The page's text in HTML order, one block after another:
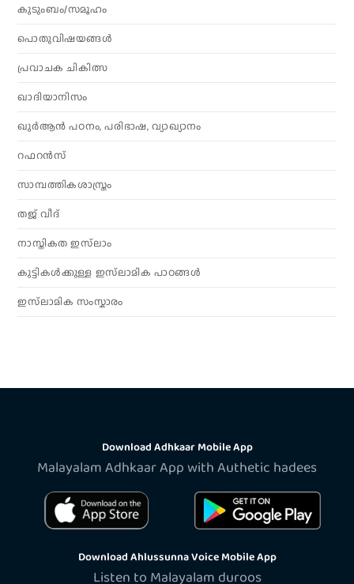
കുടുംബം/സമൂഹം
പൊതുവിഷയങ്ങൾ
പ്രവാചക ചികിത്സ
ഖാദിയാനിസം
ഖുർആൻ പഠനം, പരിഭാഷ, വ്യാഖ്യാനം
റഫറൻസ്
സാമ്പത്തികശാസ്ത്രം
തജ് വീദ്
നാസ്തികത ഇസ്‌ലാം
കുട്ടികൾക്കുള്ള ഇസ്‌ലാമിക പാഠങ്ങൾ
ഇസ്‌ലാമിക സംസ്കാരം
Download Adhkaar Mobile App
Malayalam Adhkaar App with Authetic hadees
Download Ahlussunna Voice Mobile App
Listen to Malayalam duroos